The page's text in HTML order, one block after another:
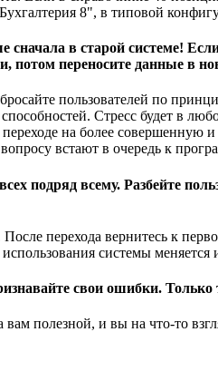
8", в типовой
в старой системе!
потом переносите данные в
пользователей по
Стресс будет в
на более совершенную
встают в очередь к
подряд всему. Разбейте
перехода вернитесь к
системы
свои ошибки.
вам полезной, и вы на что-то